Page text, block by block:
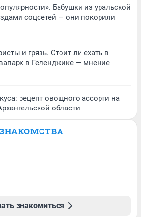
Бабушки из уральской
соцсетей — они покорили
и грязь. Стоит ли ехать в
в Геленджике — мнение
рецепт овощного ассорти на
области
ЗНАКОМСТВА
знакомиться